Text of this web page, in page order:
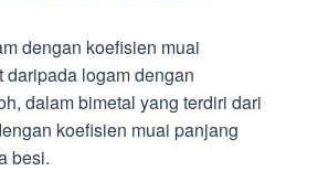
dengan koefisien muai
logam dengan
dalam bimetal yang terdiri dari
koefisien muai panjang
besi.